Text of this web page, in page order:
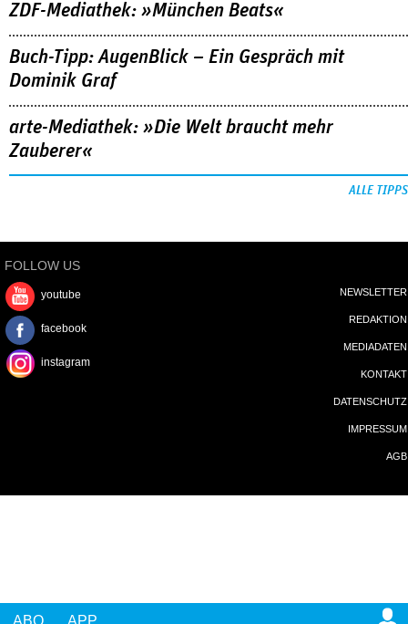
ABO APP
ZDF-Mediathek: »München Beats«
Buch-Tipp: AugenBlick – Ein Gespräch mit
Dominik Graf
arte-Mediathek: »Die Welt braucht mehr
Zauberer«
ALLE TIPPS
FOLLOW US
youtube
facebook
instagram
NEWSLETTER
REDAKTION
MEDIADATEN
KONTAKT
DATENSCHUTZ
IMPRESSUM
AGB